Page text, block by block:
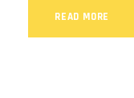
READ MORE